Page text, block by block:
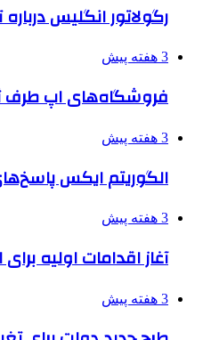
رگولاتور انگلیس
3 هفته پیش
فروشگاه‌های اپ طرف
3 هفته پیش
الگوریتم ایکس
3 هفته پیش
آغاز اقدامات اولیه
3 هفته پیش